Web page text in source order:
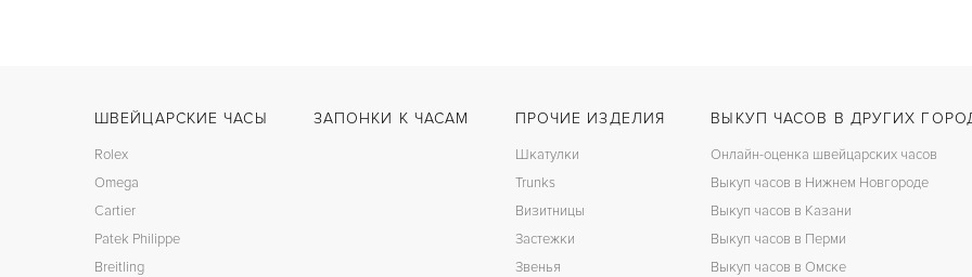
ШВЕЙЦАРСКИЕ ЧАСЫ
Rolex
Omega
Cartier
Patek Philippe
Breitling
ЗАПОНКИ К ЧАСАМ ПРОЧИЕ ИЗДЕЛИЯ
Шкатулки
Trunks
Визитницы
Застежки
Звенья
ВЫКУП ЧАСОВ В ДРУГИХ
Онлайн-оценка швейцарских часов
Выкуп часов в Нижнем Новгороде
Выкуп часов в Казани
Выкуп часов в Перми
Выкуп часов в Омске